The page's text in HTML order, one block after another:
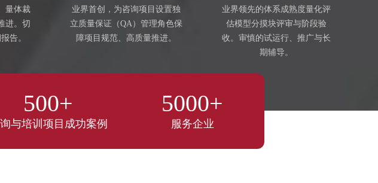
量体裁
进。切
告。
业界首创，为咨询项目设置独
立质量保证（QA）管理角色保
障项目规范、高质量推进。
业界领先的体系成熟度量化评
估模型分摸块评审与阶段验
收。审慎的试运行、推广与长
期辅导。
500+
与培训项目成功案例
5000+
服务企业